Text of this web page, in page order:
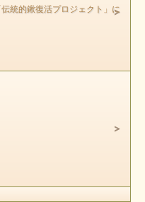
統的鍬復活プロジェクト」に